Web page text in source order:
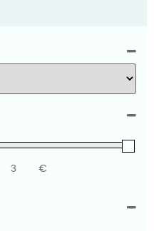
Minimum Price
Maximum Price
€